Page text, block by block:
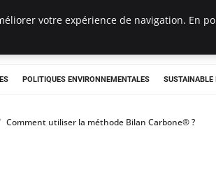
POLITIQUES ENVIRONNEMENTALES SUSTAINABLE
Comment utiliser la méthode Bilan Carbone® ?
votre expérience de navigation. En